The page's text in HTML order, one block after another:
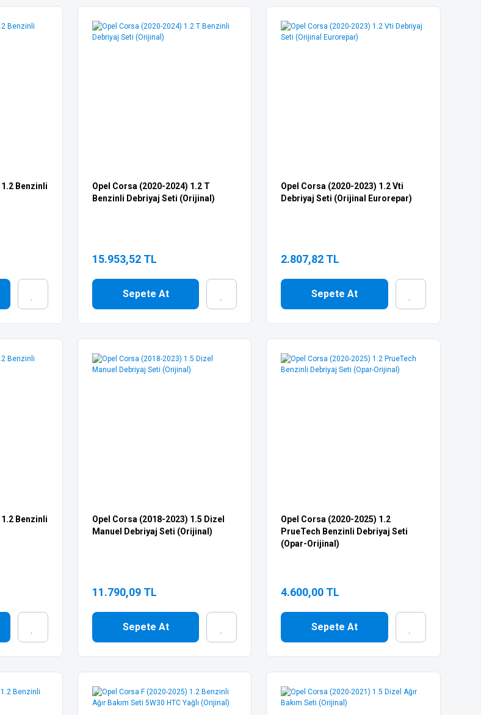
Benzinli
Opel Corsa (2020-2024) 1.2 T
Benzinli Debriyaj Seti (Orijinal)
15.953,52 TL
Sepete At
Opel Corsa (2020-2023) 1.2 Vti
Debriyaj Seti (Orijinal Eurorepar)
2.807,82 TL
Sepete At
Benzinli
Opel Corsa (2018-2023) 1.5 Dizel
Manuel Debriyaj Seti (Orijinal)
11.790,09 TL
Sepete At
Opel Corsa (2020-2025) 1.2
PrueTech Benzinli Debriyaj Seti
(Opar-Orijinal)
4.600,00 TL
Sepete At